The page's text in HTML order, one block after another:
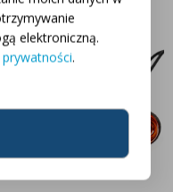
elektroniczną.
.